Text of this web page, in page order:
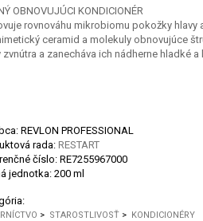
OBNOVUJÚCI KONDICIONÉR
rovnováhu mikrobiomu pokožky hlavy
ceramid a molekuly obnovujúce
zvnútra a zanecháva ich nádherne hladké a
REVLON PROFESSIONAL
rada:RESTART
číslo:RE7255967000
jednotka:200 ml
> STAROSTLIVOSŤ > KONDICIONÉRY